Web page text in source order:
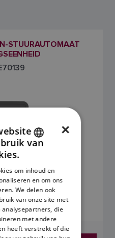
STUURAUTOMAAT
€
btw.
ENGLISH
DANISH
ITALIAN
SWEDISH
GERMAN
×
van
om inhoud en
en om ons
We delen ook
van onze site met
die
met andere
heeft verstrekt of die